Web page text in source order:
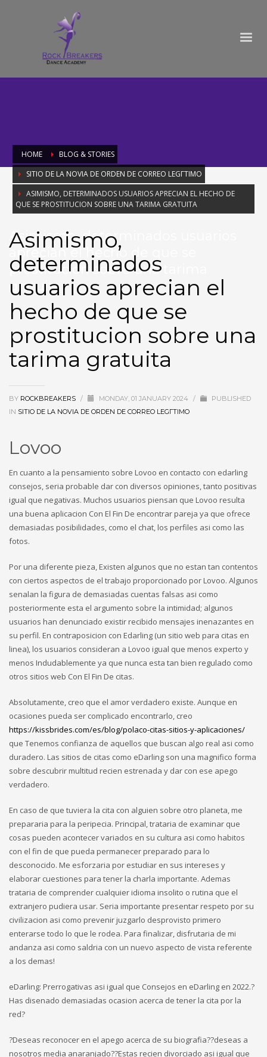
HOME
BLOG & STORIES
SITIO DE LA NOVIA DE ORDEN DE CORREO LEGГ­TIMO
ASIMISMO, DETERMINADOS USUARIOS APRECIAN EL HECHO DE
QUE SE PROSTITUCION SOBRE UNA TARIMA GRATUITA
Asimismo, determinados usuarios
aprecian el hecho de que se
prostitucion sobre una tarima
gratuita
Asimismo,
determinados
usuarios aprecian el
hecho de que se
prostitucion sobre una
tarima gratuita
BY ROCKBREAKERS / MONDAY, 01 JANUARY 2024 /
PUBLISHED
IN SITIO DE LA NOVIA DE ORDEN DE CORREO LEGГ­TIMO
Lovoo
En cuanto a la pensamiento sobre Lovoo en contacto con edarling
consejos, seri­a probable dar con diversos opiniones, tanto positivas
igual que negativas. Muchos usuarios piensan que Lovoo resulta
una buena aplicacion Con El Fin De encontrar pareja ya que ofrece
demasiadas posibilidades, como el chat, los perfiles asi­ como las
fotos.
Por una diferente pieza, Existen algunos que no estan tan contentos
con ciertos aspectos de el trabajo proporcionado por Lovoo. Algunos
senalan la figura de demasiadas cuentas falsas asi­ como
posteriormente esta el argumento sobre la intimidad; algunos
usuarios han denunciado existir recibido mensajes inenazantes en
su perfil. En contraposicion con Edarling (un sitio web para citas en
linea), los usuarios consideran a Lovoo igual que menos experto y
menos Indudablemente ya que nunca esta tan bien regulado como
otros sitios web Con El Fin De citas.
Absolutamente, creo que el amor verdadero existe. Aunque en
ocasiones pueda ser complicado encontrarlo, creo
https://kissbrides.com/es/blog/polaco-citas-sitios-y-aplicaciones/
que Tenemos confianza de aquellos que buscan algo real asi­ como
duradero. Las sitios de citas como eDarling son una magnifico forma
sobre descubrir multitud recien estrenada y dar con ese apego
verdadero.
En caso de que tuviera la cita con alguien sobre otro planeta, me
prepararia para la peripecia. Principal, trataria de examinar que
cosas pueden acontecer variados en su cultura asi­ como habitos
con el fin de que pueda permanecer preparado para lo
desconocido. Me esforzaria por estudiar en sus intereses y
elaborar cuestiones para tener la charla importante. Ademas
trataria de comprender cualquier idioma insolito o rutina que el
extranjero pudiera usar. Seria importante presentar respeto por su
civilizacion asi­ como prevenir juzgarlo desprovisto primero
enterarse todo lo que le rodea. Para finalizar, disfrutaria de mi
andanza asi­ como saldria con un nuevo aspecto de vista referente
a los demas!
eDarling: Prerrogativas asi igual que Consejos en eDarling en 2022.?
Has disenado demasiadas ocasion acerca de tener la cita por la
red?
?Deseas reconocer en el apego acerca de su biografia??deseas a
nosotros media anaranjado??Estas recien divorciado asi igual que